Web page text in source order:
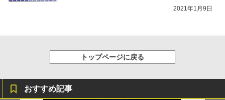
2021年1月9日
トップページに戻る
おすすめ記事